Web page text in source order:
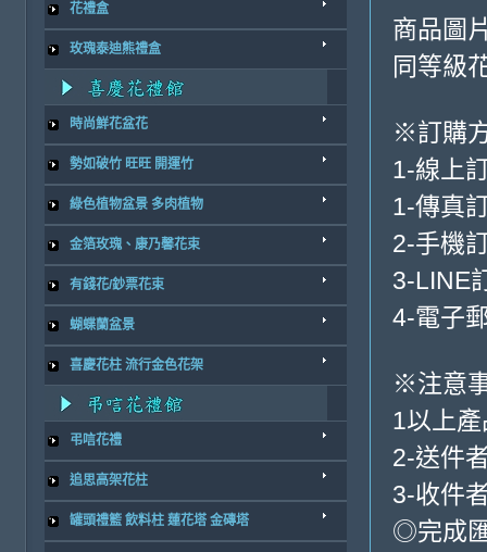
花禮盒
玫瑰泰迪熊禮盒
時尚鮮花盆花
勢如破竹 旺旺 開運竹
綠色植物盆景 多肉植物
金箔玫瑰、康乃馨花束
有錢花/鈔票花束
蝴蝶蘭盆景
喜慶花柱 流行金色花架
弔唁花禮
追思高架花柱
罐頭禮籃 飲料柱 蓮花塔 金磚塔
商品圖
同等級
※訂購
1-線上
1-傳真
2-手機
3-LINE
4-電子
※注意
1以上
2-送件
3-收件
◎完成